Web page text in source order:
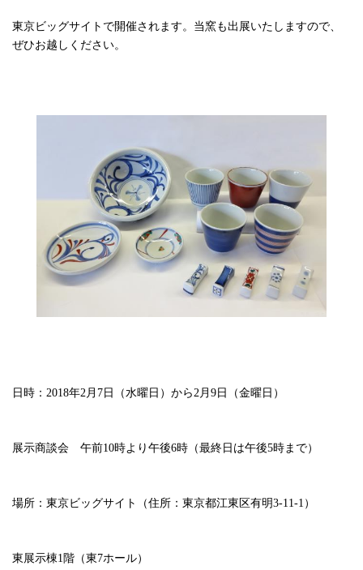
東京ビッグサイトで開催されます。当窯も出展いたしますので、
ぜひお越しください。
日時：2018年2月7日（水曜日）から2月9日（金曜日）
展示商談会 午前10時より午後6時（最終日は午後5時まで）
場所：東京ビッグサイト（住所：東京都江東区有明3-11-1）
東展示棟1階（東7ホール）